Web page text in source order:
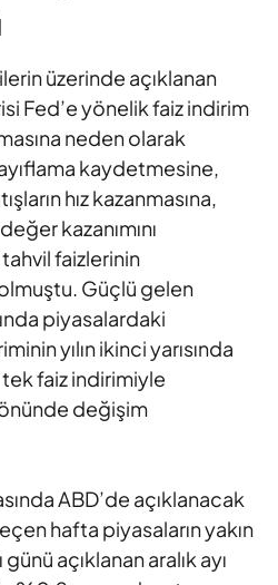
üzerinde açıklanan
Fed’e yönelik faiz indirim
nedenolarak
kaydetmesine,
hız kazanmasına,
değer kazanımını
faizlerinin
Güçlü gelen
piyasalardaki
yılın ikinciyarısında
tek faiz indirimiyle
değişim
ABD’de açıklanacak
hafta piyasaların yakın
açıklanan aralık ayı